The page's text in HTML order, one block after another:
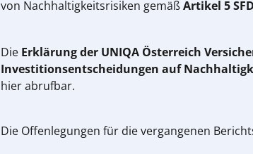
von Nachhaltigkeitsrisiken gemäßArtikel 5
Die Erklärung der UNIQA Österreich
Investitionsentscheidungen auf
hier abrufbar.
Die Offenlegungen für die vergangenen